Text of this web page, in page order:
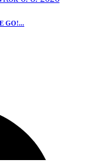
GO!...